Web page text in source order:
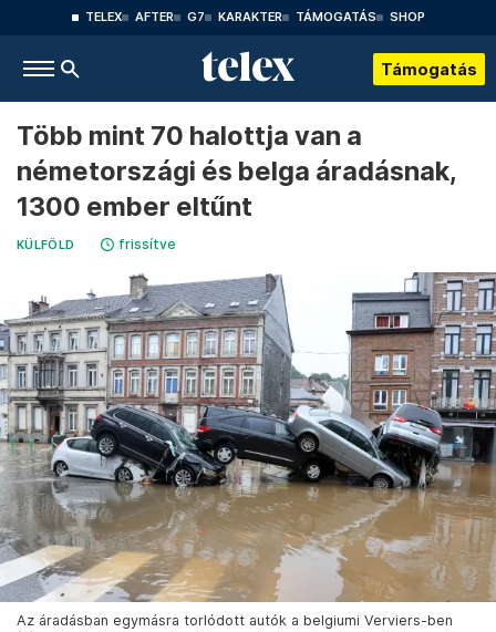
TELEX AFTER G7 KARAKTER TÁMOGATÁS SHOP
Támogatás
Több mint 70 halottja van a
németországi és belga áradásnak,
1300 ember eltűnt
KÜLFÖLD frissítve
Az áradásban egymásra torlódott autók a belgiumi Verviers-ben